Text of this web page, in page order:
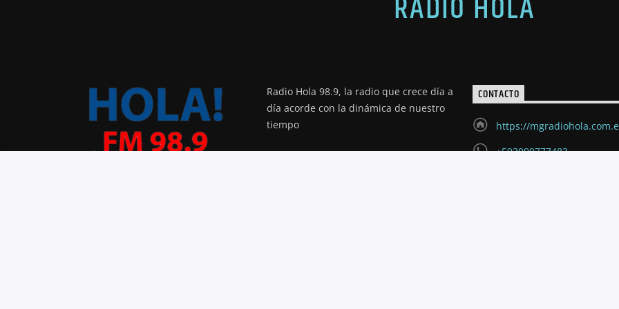
Radio Hola 98.9, la radio que crece día a
día acorde con la dinámica de nuestro
tiempo
CONTACTO
https://
+593999777483